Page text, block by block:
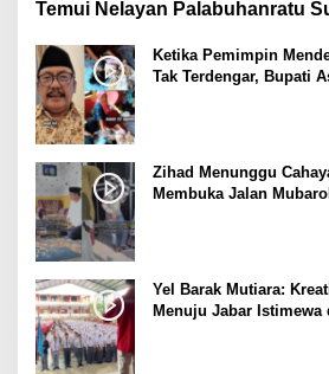
Temui Nelayan Palabuhanratu
Ketika Pemimpin
Tak Terdengar, Bupati
Zihad Menunggu
Membuka Jalan
Yel Barak Mutiara:
Menuju Jabar Istimewa